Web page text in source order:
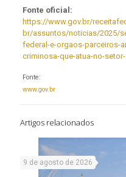
Fonte oficial:
https://www.gov.br/
br/assuntos/noticias/2025/
federal-e-orgaos-parceiros-
criminosa-que-atua-no-
Fonte:
www.gov.br
Artigos relacionados
9 de agosto de 2026